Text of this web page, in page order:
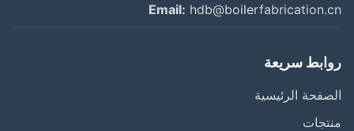
Email:
سريعة
الرئيسية